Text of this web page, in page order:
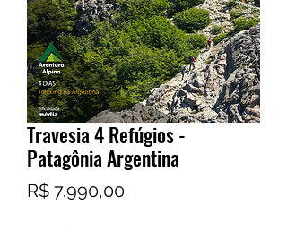
Travesia 4 Refúgios -
Patagônia Argentina
R$ 7.990,00Preço